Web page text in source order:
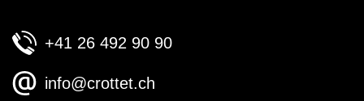
+41 26 492 90 90
info@crottet.ch